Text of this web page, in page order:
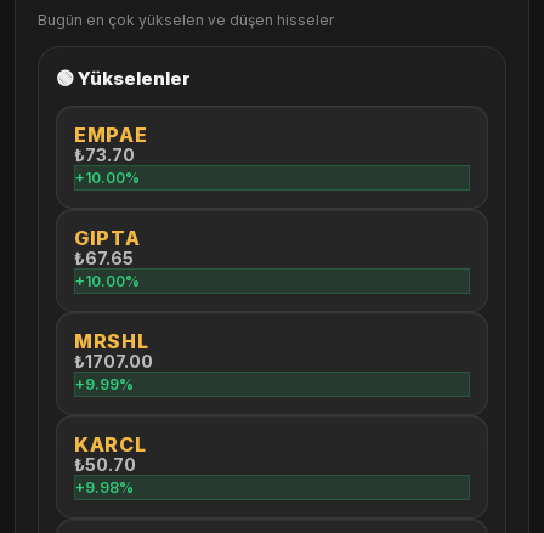
Bugün en çok yükselen ve düşen hisseler
🟢 Yükselenler
EMPAE
₺73.70
+10.00%
GIPTA
₺67.65
+10.00%
MRSHL
₺1707.00
+9.99%
KARCL
₺50.70
+9.98%